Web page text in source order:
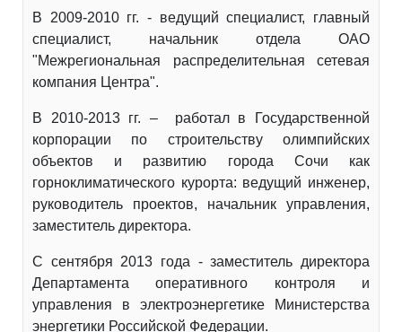
В 2009-2010 гг. - ведущий специалист, главный
специалист, начальник отдела ОАО
"Межрегиональная распределительная сетевая
компания Центра".
В 2010-2013 гг. – работал в Государственной
корпорации по строительству олимпийских
объектов и развитию города Сочи как
горноклиматического курорта: ведущий инженер,
руководитель проектов, начальник управления,
заместитель директора.
С сентября 2013 года - заместитель директора
Департамента оперативного контроля и
управления в электроэнергетике Министерства
энергетики Российской Федерации.